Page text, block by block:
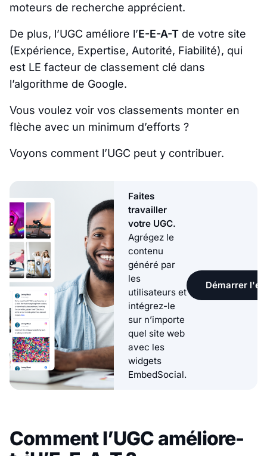
moteurs de recherche apprécient.
De plus, l’UGC améliore l’E-E-A-T de votre site
(Expérience, Expertise, Autorité, Fiabilité), qui
est LE facteur de classement clé dans
l’algorithme de Google.
Vous voulez voir vos classements monter en
flèche avec un minimum d’efforts ?
Voyons comment l’UGC peut y contribuer.
Faites
travailler
votre UGC.
Agrégez le
contenu
généré par
les
utilisateurs et
intégrez-le
sur n’importe
quel site web
avec les
widgets
EmbedSocial.
Démarrer
Comment l’UGC améliore-